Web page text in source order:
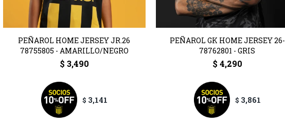
PEÑAROL HOME JERSEY JR.26
78755805 - AMARILLO/NEGRO
$ 3,490
$ 3,141
PEÑAROL GK HOME JERSEY 26-
78762801 - GRIS
$ 4,290
$ 3,861